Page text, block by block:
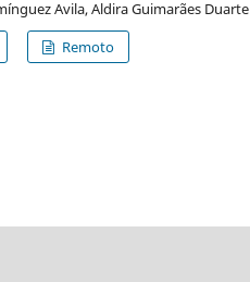
Avila, Aldira Guimarães Duarte
Remoto